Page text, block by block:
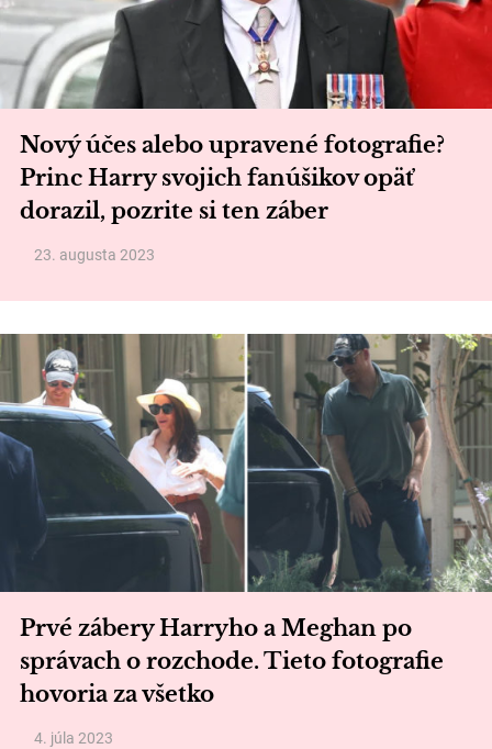
Nový účes alebo upravené fotografie?
Princ Harry svojich fanúšikov opäť
dorazil, pozrite si ten záber
23. augusta 2023
Prvé zábery Harryho a Meghan po
správach o rozchode. Tieto fotografie
hovoria za všetko
4. júla 2023